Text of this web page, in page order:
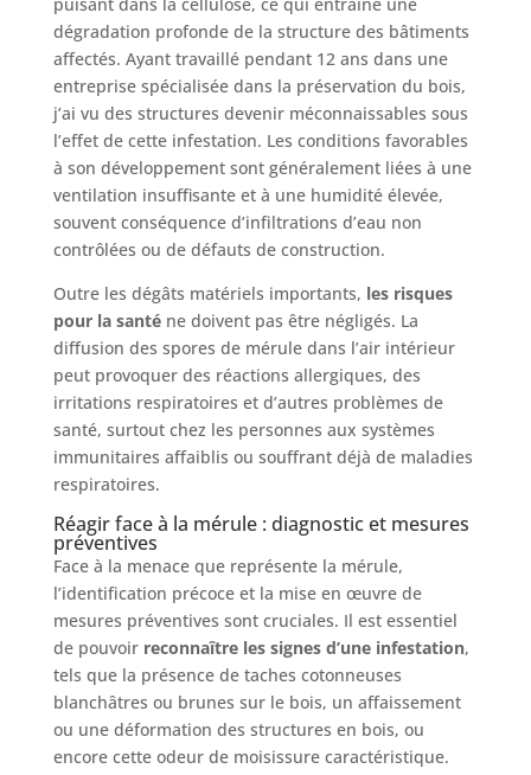
dégradation profonde de la structure des bâtiments
affectés. Ayant travaillé pendant 12 ans dans une
entreprise spécialisée dans la préservation du bois,
j’ai vu des structures devenir méconnaissables sous
l’effet de cette infestation. Les conditions favorables
à son développement sont généralement liées à une
ventilation insuffisante et à une humidité élevée,
souvent conséquence d’infiltrations d’eau non
contrôlées ou de défauts de construction.
Outre les dégâts matériels importants, les risques
pour la santéne doivent pas être négligés. La
diffusion des spores de mérule dans l’air intérieur
peut provoquer des réactions allergiques, des
irritations respiratoires et d’autres problèmes de
santé, surtout chez les personnes aux systèmes
immunitaires affaiblis ou souffrant déjà de maladies
respiratoires.
Réagir face à la mérule : diagnostic et mesures
préventives
Face à la menace que représente la mérule,
l’identification précoce et la mise en œuvre de
mesures préventives sont cruciales. Il est essentiel
de pouvoir reconnaître les signes d’une infestation,
tels que la présence de taches cotonneuses
blanchâtres ou brunes sur le bois, un affaissement
ou une déformation des structures en bois, ou
encore cette odeur de moisissure caractéristique.